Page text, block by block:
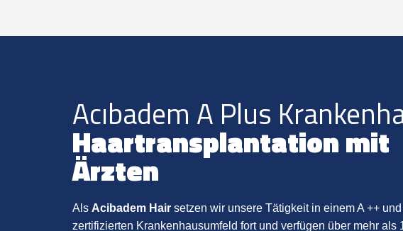
Acıbadem A Plus
Haartransplantation mit
Ärzten
Als Acibadem Hair setzen wir unsere Tätigkeit in einem A ++
zertifizierten Krankenhausumfeld fort und verfügen über mehr als